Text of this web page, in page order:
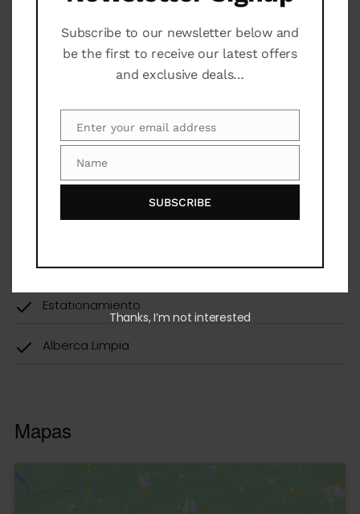
Servicios adicionales
Servicio de Mantenimiento
Alberca
Jacuzi
A/C
Estationamiento
Alberca Limpia
Mapas
Subscribe to our newsletter below and
be the first to receive our latest offers
and exclusive deals…
EmailEnter your email address
Name
Name
SUBSCRIBE
Thanks, I’m not interested